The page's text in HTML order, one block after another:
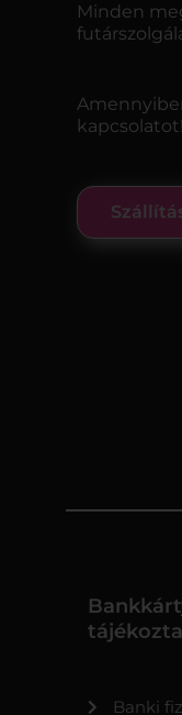
Minden
kapcsolatot!
Banki